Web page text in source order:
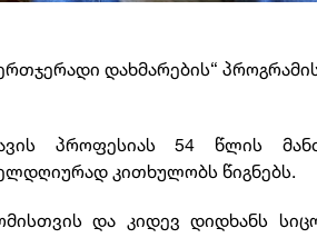
დახმარების“
პროფესიას 54 წლის
კითხულობს წიგნებს.
და კიდევ დიდხანს